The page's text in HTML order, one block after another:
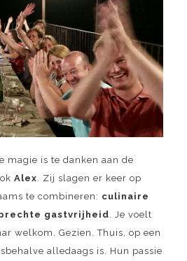
magie is te danken aan de
Alex . Zij slagen er keer op
te combineren: culinaire
gastvrijheid . Je voelt
welkom. Gezien. Thuis, op een
alledaags is. Hun passie